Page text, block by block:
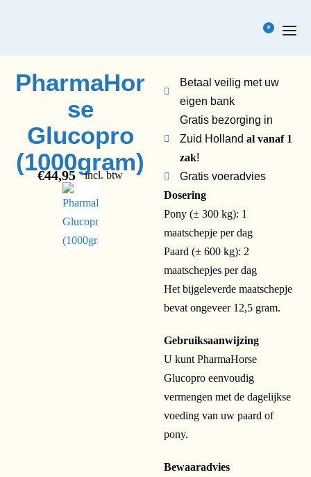
0
PharmaHor
se
Glucopro
(1000gram)
€44,95 incl. btw
Dosering
Pony (± 300 kg): 1
maatschepje per dag
Paard (± 600 kg): 2
maatschepjes per dag
Het bijgeleverde maatschepje
bevat ongeveer 12,5 gram.
Gebruiksaanwijzing
U kunt PharmaHorse
Glucopro eenvoudig
vermengen met de dagelijkse
voeding van uw paard of
pony.
Bewaaradvies
Betaal veilig met uw
eigen bank
Gratis bezorging in
Zuid Holland al vanaf 1
zak!
Gratis voeradvies